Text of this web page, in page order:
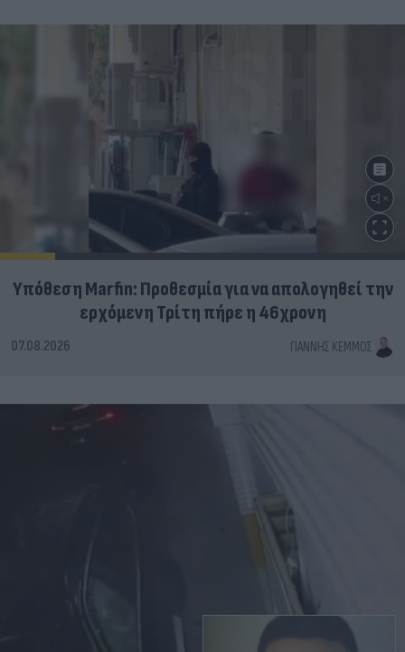
Υπόθεση Marfin: Προθεσμία για να απολογηθεί την
ερχόμενη Τρίτη πήρε η 46χρονη
07.08.2026 ΓΙΆΝΝΗΣ ΚΈΜΜΟΣ